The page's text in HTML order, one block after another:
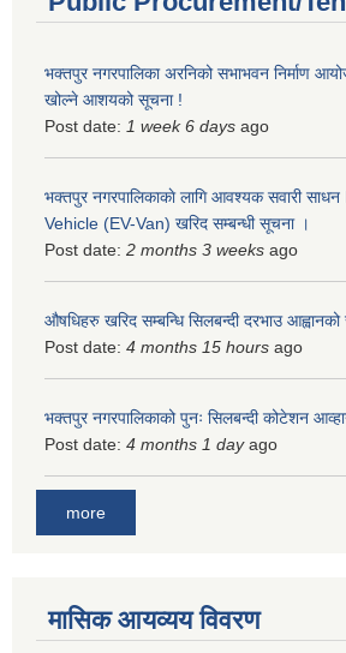
भक्तपुर नगरपालिका अरनिको सभाभवन निर्माण
खोल्ने आशयको सूचना !
Post date: 1 week 6 days ago
भक्तपुर नगरपालिकाकाे लागि आवश्यक सवारी
Vehicle (EV-Van) खरिद सम्बन्धी सूचना ।
Post date: 2 months 3 weeks ago
औषधिहरु खरिद सम्बन्धि सिलबन्दी दरभाउ
Post date: 4 months 15 hours ago
भक्तपुर नगरपालिकाको पुनः सिलबन्दी कोटेशन
Post date: 4 months 1 dayago
more
मासिक आयव्यय विवरण